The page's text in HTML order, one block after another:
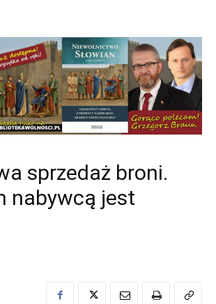
sprzedaż broni.
nabywcą jest